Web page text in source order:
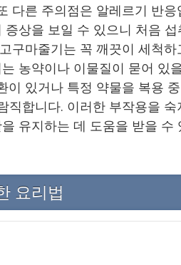
다른 주의점은 알레르기 반응
상을 보일 수 있으니 처음 섭
구마줄기는 꼭 깨끗이 세척하
농약이나 이물질이 묻어 있
이 있거나 특정 약물을 복용
직합니다. 이러한 부작용을 숙
유지하는 데 도움을 받을 수
요리법